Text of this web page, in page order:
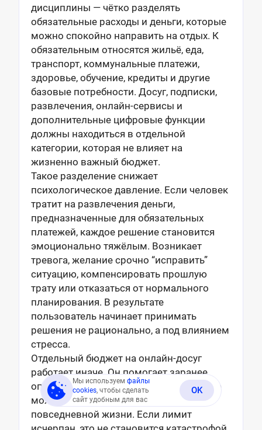
дисциплины — чётко разделять
обязательные расходы и деньги, которые
можно спокойно направить на отдых. К
обязательным относятся жильё, еда,
транспорт, коммунальные платежи,
здоровье, обучение, кредиты и другие
базовые потребности. Досуг, подписки,
развлечения, онлайн-сервисы и
дополнительные цифровые функции
должны находиться в отдельной
категории, которая не влияет на
жизненно важный бюджет.
Такое разделение снижает
психологическое давление. Если человек
тратит на развлечения деньги,
предназначенные для обязательных
платежей, каждое решение становится
эмоционально тяжёлым. Возникает
тревога, желание срочно “исправить”
ситуацию, компенсировать прошлую
трату или отказаться от нормального
планирования. В результате
пользователь начинает принимать
решения не рационально, а под влиянием
стресса.
Отдельный бюджет на онлайн-досуг
работает иначе. Он помогает заранее
определить безопасную сумму, которую
можно потратить без ущерба для
повседневной жизни. Если лимит
Мы используем файлы
cookies, чтобы сделать
сайт удобным для вас
OK